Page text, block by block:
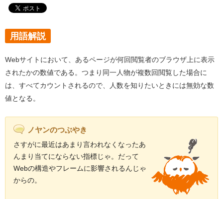
用語解説
Webサイトにおいて、あるページが何回閲覧者のブラウザ上に表示
されたかの数値である。つまり同一人物が複数回閲覧した場合に
は、すべてカウントされるので、人数を知りたいときには無効な数
値となる。
ノヤンのつぶやき
さすがに最近はあまり言われなくなったあ
んまり当てにならない指標じゃ。だって
Webの構造やフレームに影響されるんじゃ
からの。